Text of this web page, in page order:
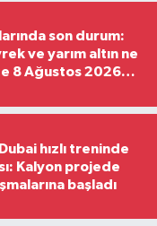
son durum:
ve yarım altın ne
8 Ağustos 2026
hızlı treninde
Kalyon projede
başladı